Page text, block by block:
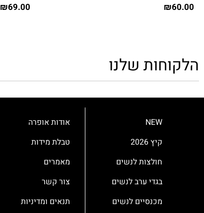
₪60.00
₪69.00
הלקוחות שלנו
NEW
קיץ 2026
חולצות לנשים
בגדי ערב לנשים
מכנסיים לנשים
אודות אופרה
טבלת מידות
מאמרים
צור קשר
תנאים ומדיניות